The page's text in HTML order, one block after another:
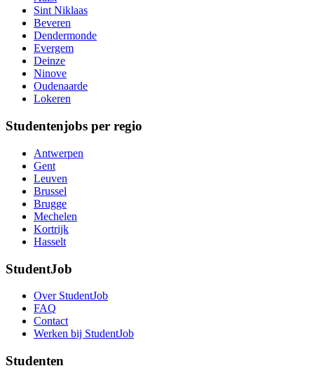
Sint Niklaas
Beveren
Dendermonde
Evergem
Deinze
Ninove
Oudenaarde
Lokeren
Studentenjobs per regio
Antwerpen
Gent
Leuven
Brussel
Brugge
Mechelen
Kortrijk
Hasselt
StudentJob
Over StudentJob
FAQ
Contact
Werken bij StudentJob
Studenten